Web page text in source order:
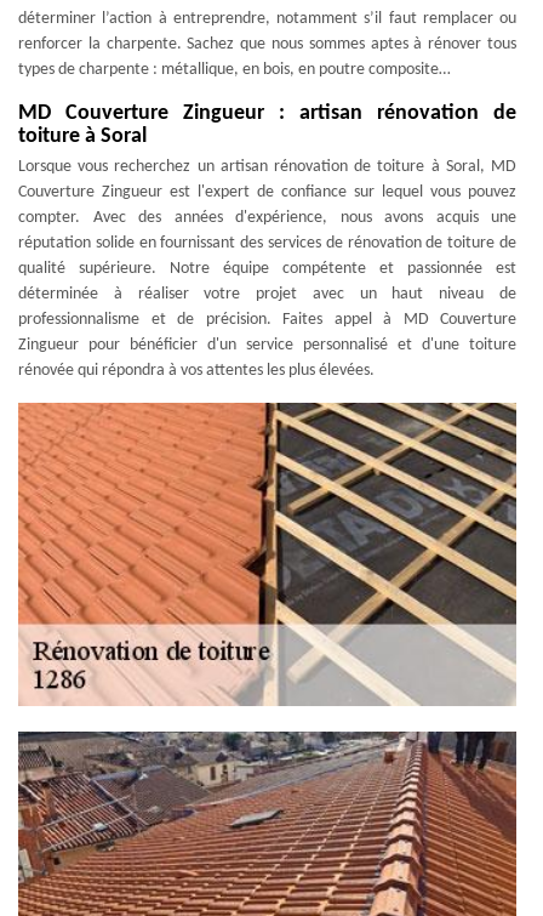
déterminer l’action à entreprendre, notamment s’il faut remplacer ou
renforcer la charpente. Sachez que nous sommes aptes à rénover tous
types de charpente : métallique, en bois, en poutre composite…
MD Couverture Zingueur : artisan rénovation de
toiture à Soral
Lorsque vous recherchez un artisan rénovation de toiture à Soral, MD
Couverture Zingueur est l'expert de confiance sur lequel vous pouvez
compter. Avec des années d'expérience, nous avons acquis une
réputation solide en fournissant des services de rénovation de toiture de
qualité supérieure. Notre équipe compétente et passionnée est
déterminée à réaliser votre projet avec un haut niveau de
professionnalisme et de précision. Faites appel à MD Couverture
Zingueur pour bénéficier d'un service personnalisé et d'une toiture
rénovée qui répondra à vos attentes les plus élevées.